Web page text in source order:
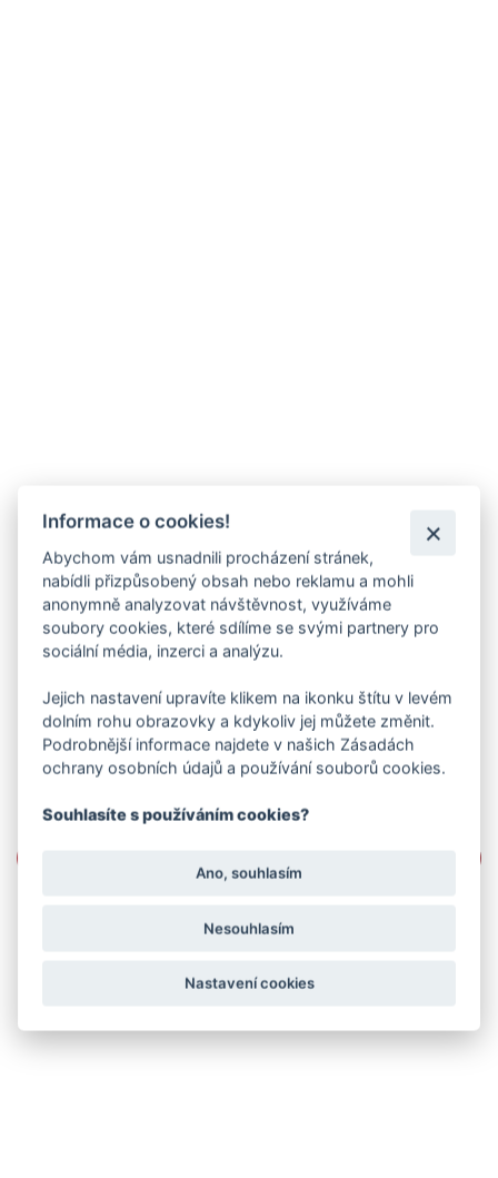
Informace o cookies!
Abychom vám usnadnili procházení stránek,
nabídli přizpůsobený obsah nebo reklamu a mohli
anonymně analyzovat návštěvnost, využíváme
soubory cookies, které sdílíme se svými partnery pro
sociální média, inzerci a analýzu.
Jejich nastavení upravíte klikem na ikonku štítu v levém
dolním rohu obrazovky a kdykoliv jej můžete změnit.
Podrobnější informace najdete v našich Zásadách
ochrany osobních údajů a používání souborů cookies.
Souhlasíte s používáním cookies?
Ano, souhlasím
Nesouhlasím
Nastavení cookies